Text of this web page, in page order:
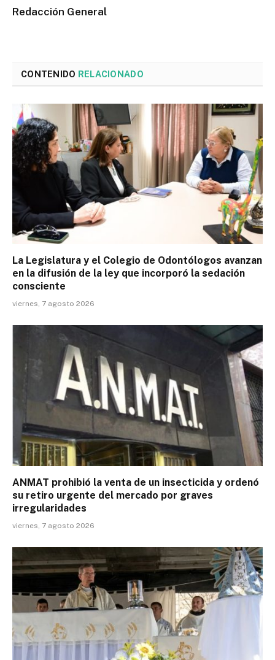
Redacción General
CONTENIDO RELACIONADO
La Legislatura y el Colegio de Odontólogos avanzan
en la difusión de la ley que incorporó la sedación
consciente
viernes, 7 agosto 2026
ANMAT prohibió la venta de un insecticida y ordenó
su retiro urgente del mercado por graves
irregularidades
viernes, 7 agosto 2026